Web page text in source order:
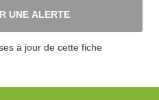
UNE ALERTE
à jour de cette fiche